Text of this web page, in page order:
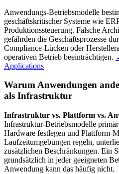
Anwendungs-Betriebsmodelle
geschäftskritischer Systeme wie
Produktionssteuerung. Falsche
gefährden die Geschäftsprozesse
Compliance-Lücken oder
operativen Betrieb beeinträchtigen.
Applications
Warum Anwendungen
als Infrastruktur
Infrastruktur vs. Plattform vs.
Infrastruktur-Betriebsmodelle
Hardware festlegen und Plattform-
Laufzeitumgebungen regeln,
zusätzlichen Beschränkungen. Ein
grundsätzlich in jeder geeigneten
Anwendung kann das häufig nicht.